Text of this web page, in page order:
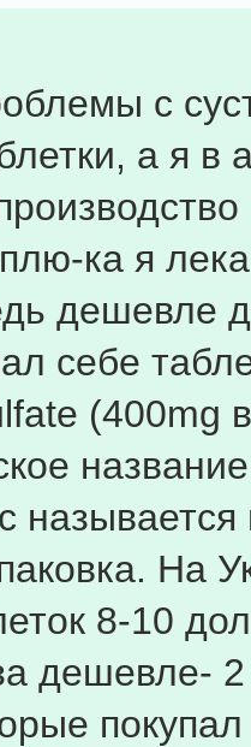
с
а я в
ка я
дешевле
себе
(400mg
На
8-10
дешевле-